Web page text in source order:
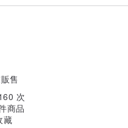
有需要可下單時備註索取。
售
次
商品
藏